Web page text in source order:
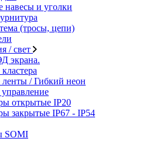
навесы и уголки
(тросы, цепи)
/ свет
экрана.
/ Гибкий неон
открытые IP20
закрытые IP67 - IP54
SOMI